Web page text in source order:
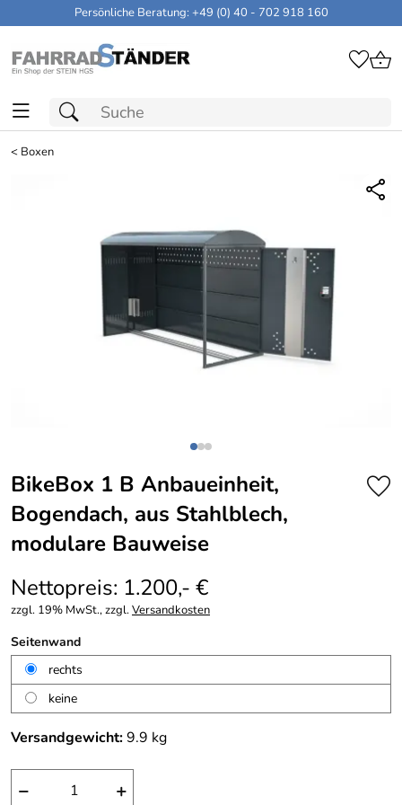
Persönliche Beratung: +49 (0) 40 - 702 918 160
< Boxen
BikeBox 1 B Anbaueinheit,
Bogendach, aus Stahlblech,
modulare Bauweise
Nettopreis: 1.200,- €
zzgl. 19% MwSt., zzgl.Versandkosten
Seitenwand
rechts
keine
Versandgewicht:9.9 kg
− +